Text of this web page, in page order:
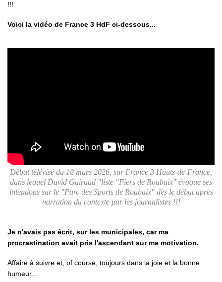
!!!
Voici la vidéo de France 3 HdF ci-dessous...
Débat télévisé du 18 mars 2026, sur France 3 Hauts-de-France,
dans lequel David Guiraud "liste "Fiers de Roubaix" évoque ses
intentions sur le "Parc des Sports de Roubaix" dès le début après
narration du contexte par les journalistes !!!
Je n'avais pas écrit, sur les municipales, car ma
procrastination avait pris l'ascendant sur ma motivation.
Affaire à suivre et, of course, toujours dans la joie et la bonne
humeur...